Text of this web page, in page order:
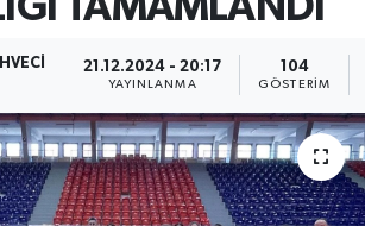
21.12.2024 - 20:17
YAYINLANMA
104
GÖSTERIM
Durumu ve Fikstür
Haberleri